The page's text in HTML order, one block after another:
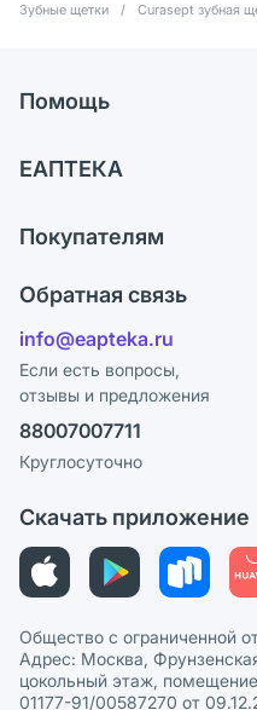
Зубные щетки
/ Curasept зубная
Помощь
Самовывоз из аптек
Ответы на вопросы
Блог
ЕАПТЕКА
Карьера
Поставщики
Лицензия
Реклама на сайте
Ваши товары на ЕАПТЕКЕ
Покупателям
Программа СберСпасибо
Политика
Пользовательское
Политика рекомендаций
Этика и соответствие
Политика в отношении
Обратная связь
info@eapteka.ru
Если есть вопросы,
отзывы и предложения
88007007711
Круглосуточно
Скачать приложение
Общество с ограниченной
Адрес: Москва,
цокольный этаж,
01177-91/00587270 от